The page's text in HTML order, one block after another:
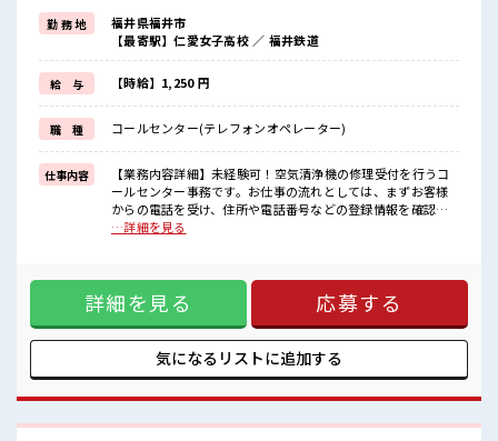
週末は家族や友人と一緒にプライベート満喫！
≪モチベーションもUP≫
派手過ぎなければ髪型や髪色自由♪
(規定有)≪未経験の方も大カンゲイ≫
新しいことにチャレンジするのは不安だけど、
しっかり働く環境が整っています！
イチからスキルUP・ステップUP目指していきましょう！
≪収入アップを目指せる≫
高時給だらけの派遣のお仕事です！
■職場の雰囲気
少人数の職場だから一緒に働く仲間との距離もグッと近い！
派手すぎなければ多少のヘアカラーもOKなのはウレシイPoint☆
勤 務 地
福井県福井市
【最寄駅】仁愛女子高校 ／ 福井鉄道
給 与 【時給】1,250 円
職 種 コールセンター(テレフォンオペレーター)
仕事内容
【業務内容詳細】未経験可！空気清浄機の修理受付を行うコ
ールセンター事務です。お仕事の流れとしては、まずお客様
からの電話を受け、住所や電話番号などの登録情報を確認し
ます。次に、故障の症状や型番をヒアリングし、その内容を
を中心とした、マニュアルに沿って進める事務業務です。
【取扱製品情報】空気清浄機 ■お仕事PR ≪プライベートが充
実する≫ 場合によってはお願いすることもありますが、 残業
はほとんどナシ！ ≪週休2日制≫ 週末は家族や友人と一緒に
プライベート満喫！ ≪モチベーションもUP≫ 派手過ぎなけれ
ば髪型や髪色自由♪ (規定有)≪未経験の方も大カンゲイ≫ 新
境が整っています！ イチからスキルUP・ステップUP目指し
ていきましょう！ ≪収入アップを目指せる≫ 高時給だらけの
…詳細を見る
詳細を見る 応募する
気になるリストに追加する